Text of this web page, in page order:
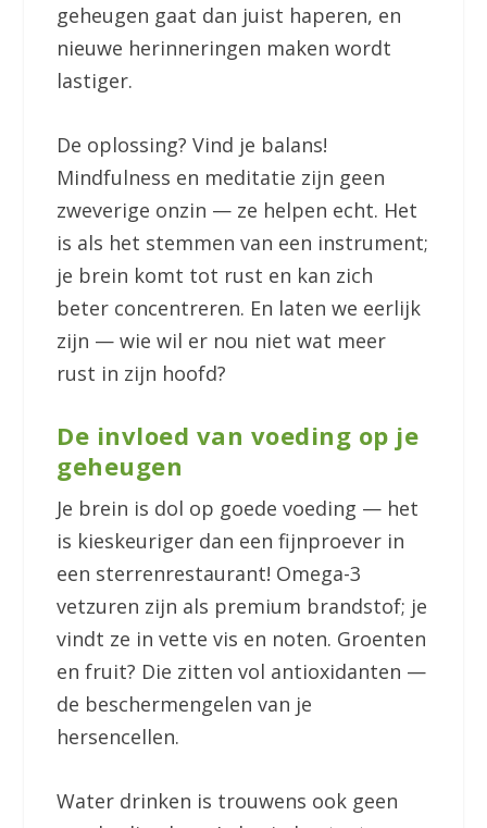
geheugen gaat dan juist haperen, en
nieuwe herinneringen maken wordt
lastiger.
De oplossing? Vind je balans!
Mindfulness en meditatie zijn geen
zweverige onzin — ze helpen echt. Het
is als het stemmen van een instrument;
je brein komt tot rust en kan zich
beter concentreren. En laten we eerlijk
zijn — wie wil er nou niet wat meer
rust in zijn hoofd?
De invloed van voeding op je
geheugen
Je brein is dol op goede voeding — het
is kieskeuriger dan een fijnproever in
een sterrenrestaurant! Omega-3
vetzuren zijn als premium brandstof; je
vindt ze in vette vis en noten. Groenten
en fruit? Die zitten vol antioxidanten —
de beschermengelen van je
hersencellen.
Water drinken is trouwens ook geen